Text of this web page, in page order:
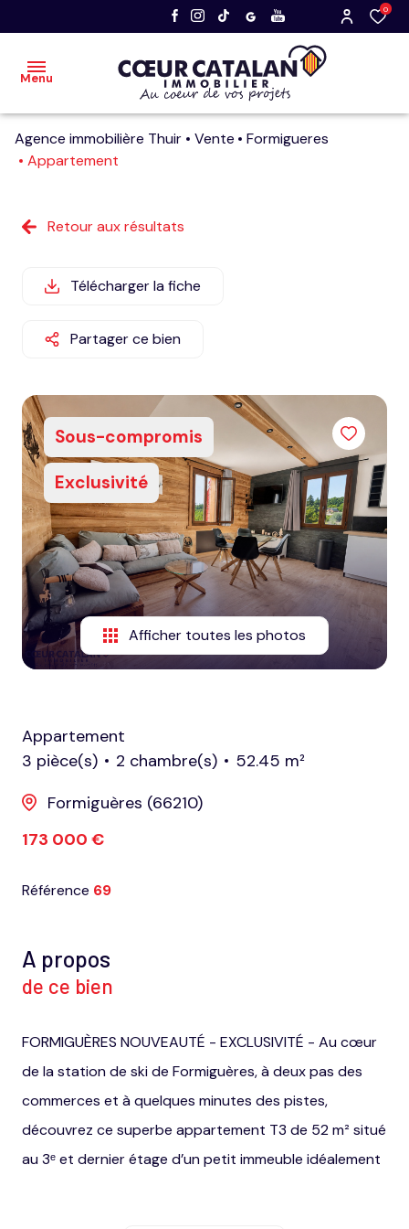
0
Menu
accueil
vendre
dernières
ventes
estimer
honoraires
nous
contacter
notre
agence
nos
partenaires
Agence immobilière Thuir Vente
Formigueres
Appartement
Retour aux résultats
Télécharger la fiche
Partager ce bien
Sous-compromis
Exclusivité
Afficher toutes les photos
Appartement
3 pièce(s)
2 chambre(s)
52.45 m²
Formiguères (66210)
173 000 €
Référence 69
A propos
de ce bien
FORMIGUÈRES NOUVEAUTÉ - EXCLUSIVITÉ - Au cœur
de la station de ski de Formiguères, à deux pas des
commerces et à quelques minutes des pistes,
découvrez ce superbe appartement T3 de 52 m² situé
au 3ᵉ et dernier étage d’un petit immeuble idéalement